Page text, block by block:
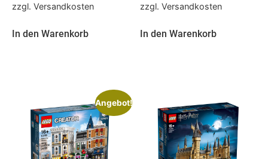
zzgl. Versandkosten
In den Warenkorb
zzgl. Versandkosten
In den Warenkorb
Angebot!